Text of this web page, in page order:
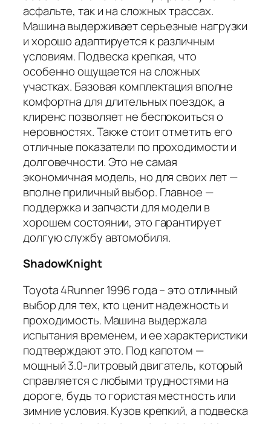
асфальте, так и на сложных трассах.
Машина выдерживает серьезные нагрузки
и хорошо адаптируется к различным
условиям. Подвеска крепкая, что
особенно ощущается на сложных
участках. Базовая комплектация вполне
комфортна для длительных поездок, а
клиренс позволяет не беспокоиться о
неровностях. Также стоит отметить его
отличные показатели по проходимости и
долговечности. Это не самая
экономичная модель, но для своих лет —
вполне приличный выбор. Главное —
поддержка и запчасти для модели в
хорошем состоянии, это гарантирует
долгую службу автомобиля.
ShadowKnight
Toyota 4Runner 1996 года – это отличный
выбор для тех, кто ценит надежность и
проходимость. Машина выдержала
испытания временем, и ее характеристики
подтверждают это. Под капотом —
мощный 3.0-литровый двигатель, который
справляется с любыми трудностями на
дороге, будь то гористая местность или
зимние условия. Кузов крепкий, а подвеска